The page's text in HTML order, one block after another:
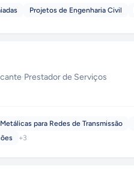
Projetos de Engenharia Civil
·Prestador de Serviços
para Redes de Transmissão
+3